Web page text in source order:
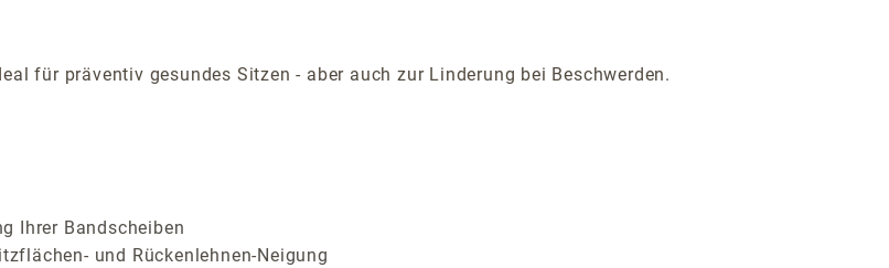
für präventiv gesundes Sitzen - aber auch zur Linderung bei Beschwerden.
Ihrer Bandscheiben
und Rückenlehnen-Neigung